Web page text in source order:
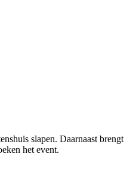
slapen. Daarnaast brengt
het event.